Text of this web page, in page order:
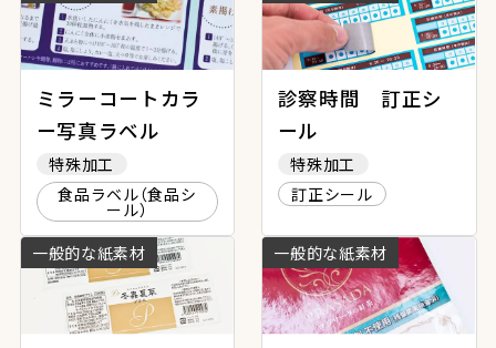
ミラーコートカラ
ー写真ラベル
特殊加工
食品ラベル（食品シ
ール）
診察時間 訂正シ
ール
特殊加工
訂正シール
一般的な紙素材 一般的な紙素材